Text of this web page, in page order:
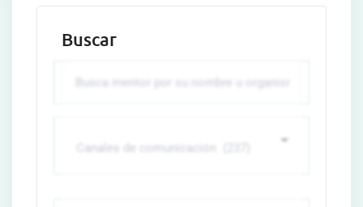
Buscar